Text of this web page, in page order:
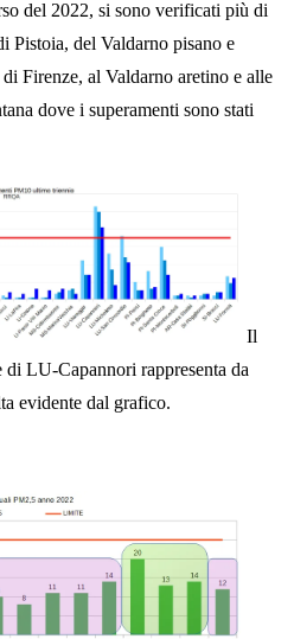
del 2022, si sono verificati più di
Pistoia, del Valdarno pisano e
Firenze, al Valdarno aretino e alle
dove i superamenti sono stati
Il
di LU-Capannori rappresenta da
evidente dal grafico.